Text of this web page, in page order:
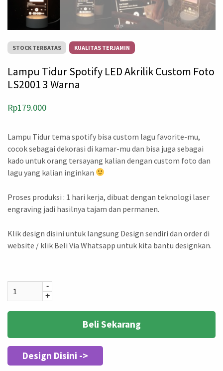
STOCK TERBATAS KUALITAS TERJAMIN
Lampu Tidur Spotify LED Akrilik Custom Foto
LS2001 3 Warna
Rp179.000
Lampu Tidur tema spotify bisa custom lagu favorite-mu,
cocok sebagai dekorasi di kamar-mu dan bisa juga sebagai
kado untuk orang tersayang kalian dengan custom foto dan
lagu yang kalian inginkan
Proses produksi : 1 hari kerja, dibuat dengan teknologi laser
engraving jadi hasilnya tajam dan permanen.
Klik design disini untuk langsung Design sendiri dan order di
website / klik Beli Via Whatsapp untuk kita bantu designkan.
-
+
Beli Sekarang
Design Disini ->